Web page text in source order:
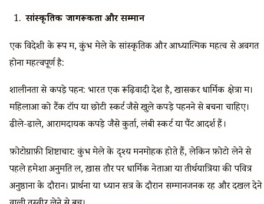
सांस्कृतिक जागरूकता और सम्मान
एक विदेशी के रूप में, कुंभ मेले के सांस्कृतिक और आध्यात्मिक महत्व से अवगत
होना महत्वपूर्ण है:
शालीनता से कपड़े पहनें: भारत एक रूढ़िवादी देश है, खासकर धार्मिक क्षेत्रों में।
महिलाओं को टैंक टॉप या छोटी स्कर्ट जैसे खुले कपड़े पहनने से बचना चाहिए।
ढीले-ढाले, आरामदायक कपड़े जैसे कुर्ता, लंबी स्कर्ट या पैंट आदर्श हैं।
फ़ोटोग्राफ़ी शिष्टाचार: कुंभ मेले के दृश्य मनमोहक होते हैं, लेकिन फ़ोटो लेने से
पहले हमेशा अनुमति लें, ख़ास तौर पर धार्मिक नेताओं या तीर्थयात्रियों की पवित्र
अनुष्ठानों के दौरान। प्रार्थना या ध्यान सत्र के दौरान सम्मानजनक रहें और दखल देने